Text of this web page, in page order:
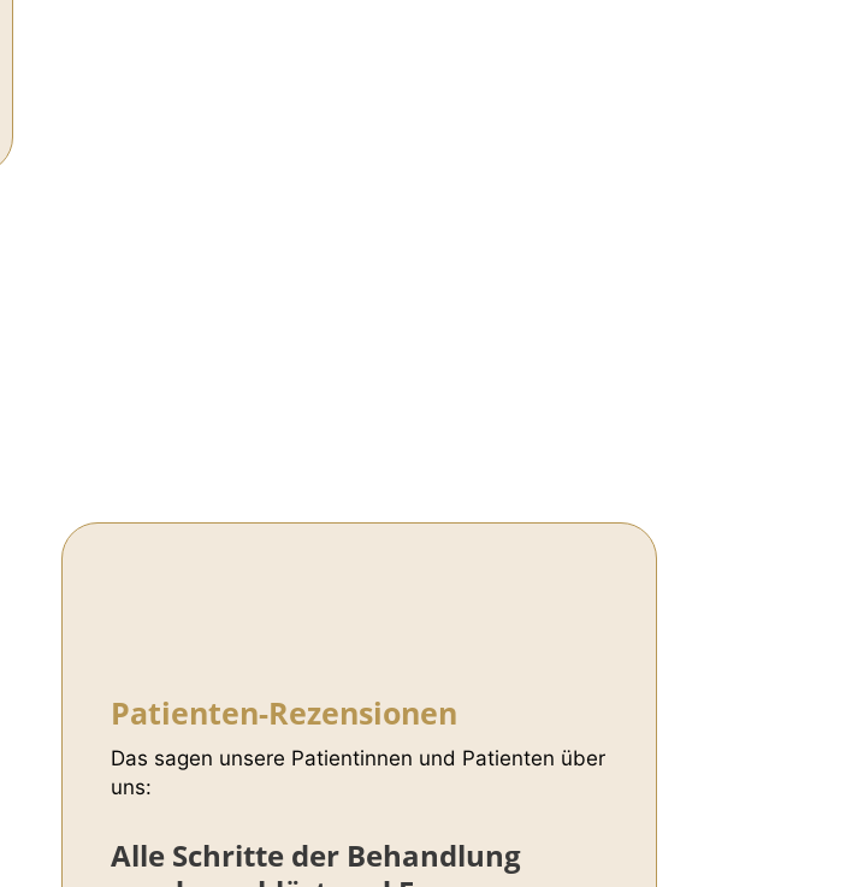
Patienten-Rezensionen
Das sagen unsere Patientinnen und Patienten über
uns:
Alle Schritte der Behandlung